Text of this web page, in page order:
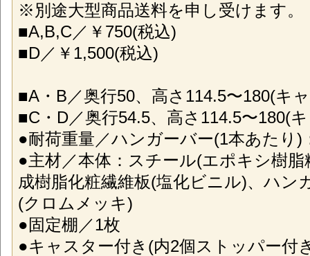
※別途大型商品送料を申し受けます。
■A,B,C／￥750(税込)
■D／￥1,500(税込)
■A・B／奥行50、高さ114.5〜180(キ
■C・D／奥行54.5、高さ114.5〜180(
●耐荷重量／ハンガーバー(1本あたり)
●主材／本体：スチール(エポキシ樹脂
成樹脂化粧繊維板(塩化ビニル)、ハン
(クロムメッキ)
●固定棚／1枚
●キャスター付き(内2個ストッパー付